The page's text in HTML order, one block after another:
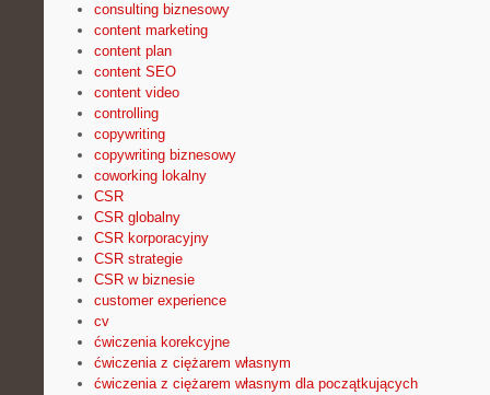
consulting biznesowy
content marketing
content plan
content SEO
content video
controlling
copywriting
copywriting biznesowy
coworking lokalny
CSR
CSR globalny
CSR korporacyjny
CSR strategie
CSR w biznesie
customer experience
cv
ćwiczenia korekcyjne
ćwiczenia z ciężarem własnym
ćwiczenia z ciężarem własnym dla początkujących